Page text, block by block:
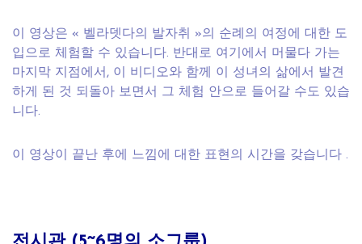
이 영상은 « 벨라뎃다의 발자취 »의 순례의 여정에 대한 도
입으로 체험할 수 있습니다. 반대로 여기에서 머물다 가는
마지막 지점에서, 이 비디오와 함께 이 성녀의 삶에서 발견
하게 된 것 되돌아 보면서 그 체험 안으로 들어갈 수도 있습
니다.
이 영상이 끝난 후에 느낌에 대한 표현의 시간을 갖습니다 .